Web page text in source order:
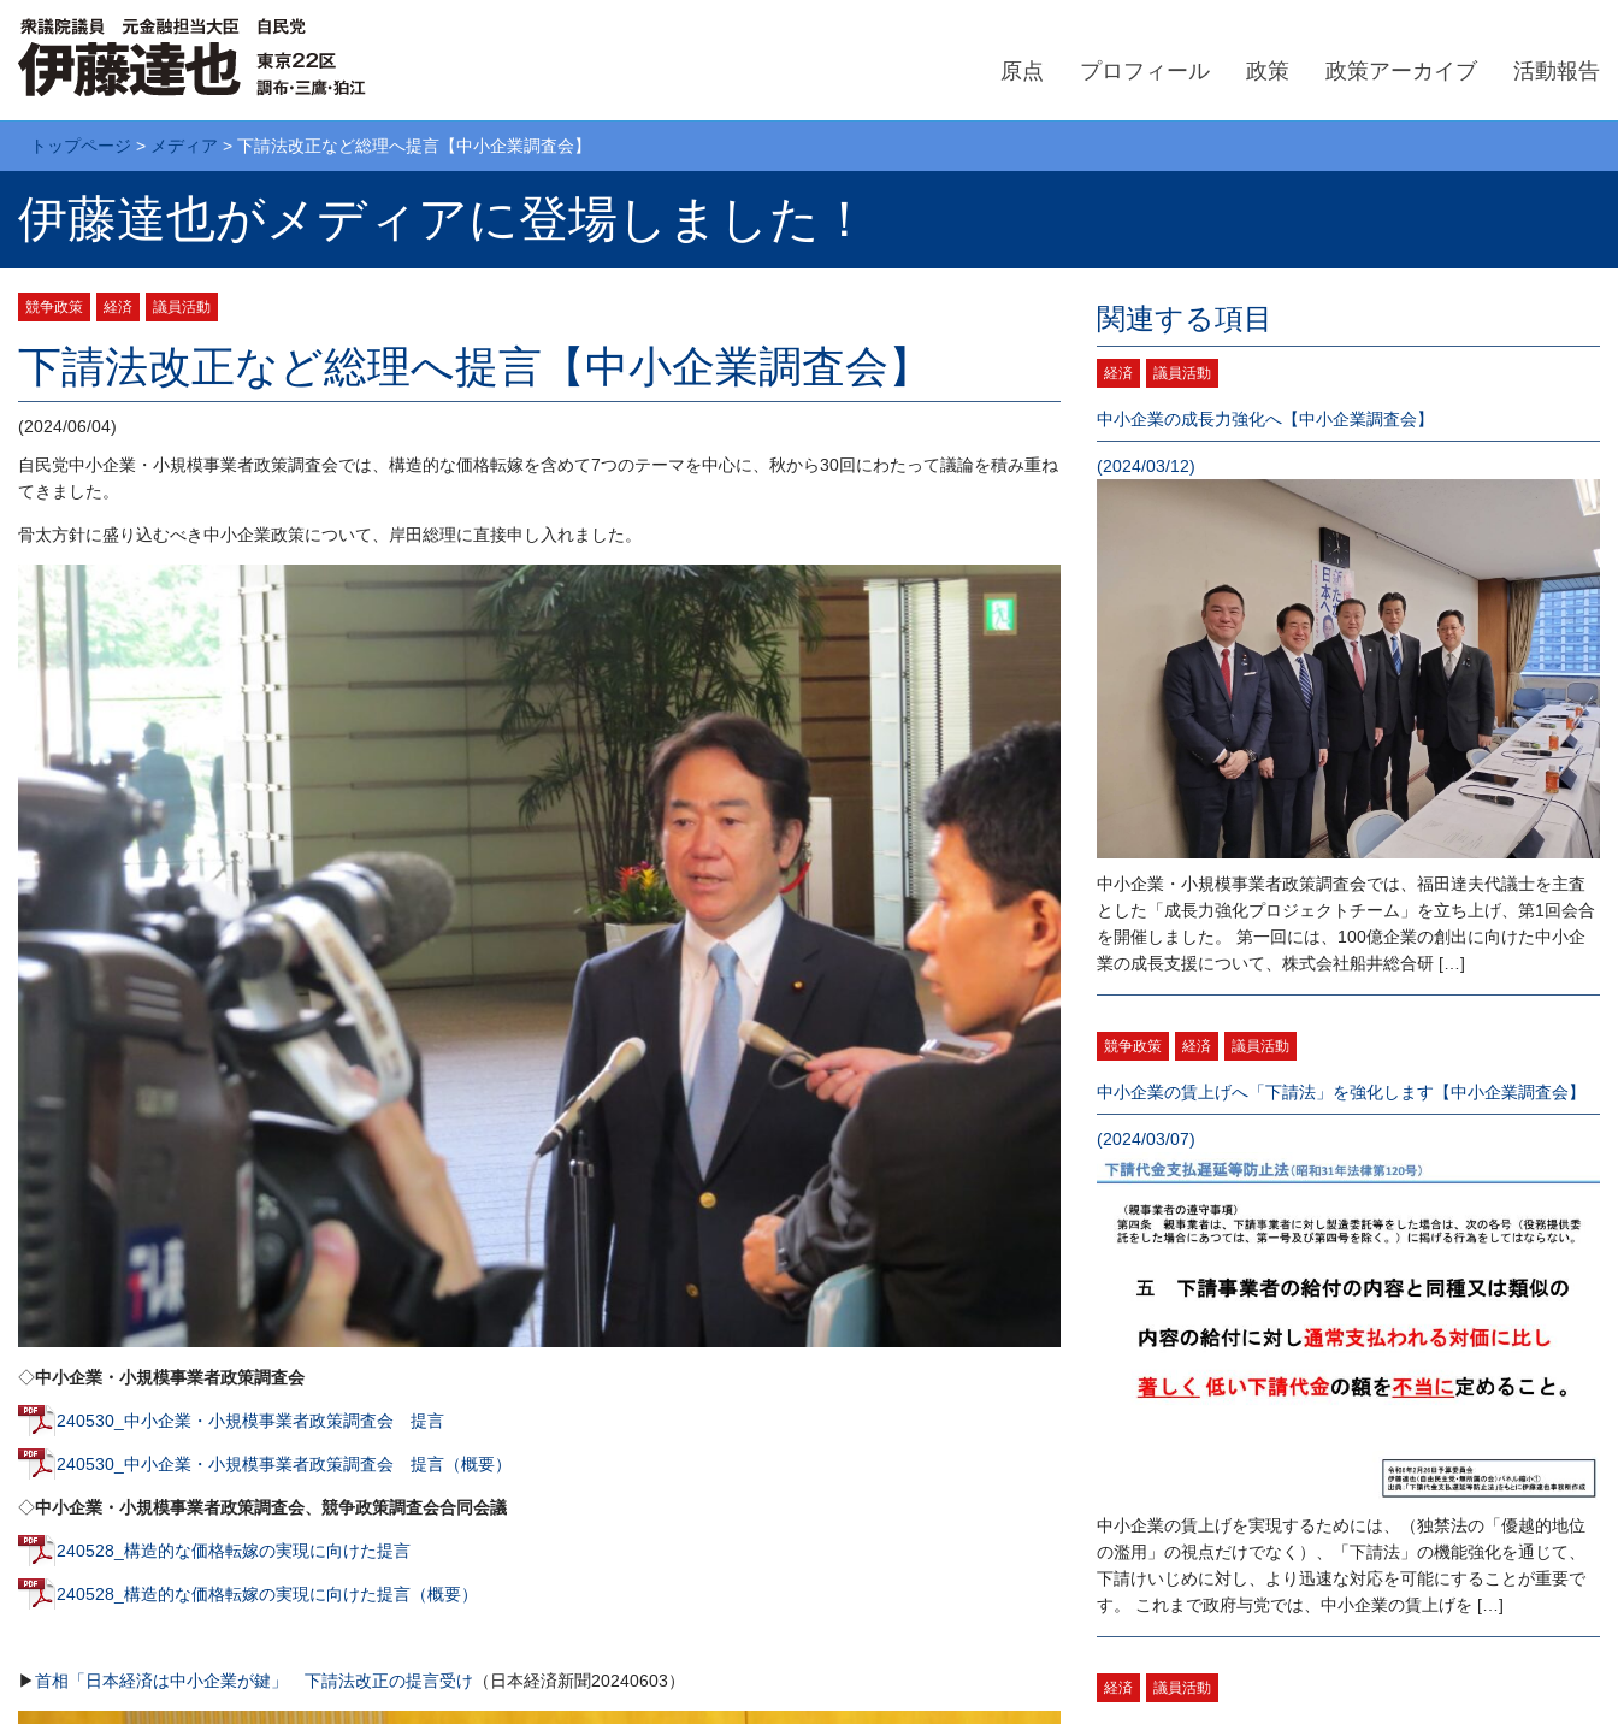
原点 プロフィール 政策 政策アーカイブ 活動報告
トップページ > メディア > 下請法改正など総理へ提言【中小企業調査会】
伊藤達也がメディアに登場しました！
競争政策 経済 議員活動
下請法改正など総理へ提言【中小企業調査会】
(2024/06/04)
自民党中小企業・小規模事業者政策調査会では、構造的な価格転嫁を含めて7つのテーマを中心に、秋から30回にわたって議論を積み重ね
てきました。
骨太方針に盛り込むべき中小企業政策について、岸田総理に直接申し入れました。
◇中小企業・小規模事業者政策調査会
240530_中小企業・小規模事業者政策調査会 提言
240530_中小企業・小規模事業者政策調査会 提言（概要）
◇中小企業・小規模事業者政策調査会、競争政策調査会合同会議
240528_構造的な価格転嫁の実現に向けた提言
240528_構造的な価格転嫁の実現に向けた提言（概要）
▶首相「日本経済は中小企業が鍵」 下請法改正の提言受け （日本経済新聞20240603）
関連する項目
経済 議員活動
中小企業の成長力強化へ【中小企業調査会】
(2024/03/12)
中小企業・小規模事業者政策調査会では、福田達夫代議士を主査
とした「成長力強化プロジェクトチーム」を立ち上げ、第1回会合
を開催しました。 第一回には、100億企業の創出に向けた中小企
業の成長支援について、株式会社船井総合研 […]
競争政策 経済 議員活動
中小企業の賃上げへ「下請法」を強化します【中小企業調査会】
(2024/03/07)
中小企業の賃上げを実現するためには、（独禁法の「優越的地位
の濫用」の視点だけでなく）、「下請法」の機能強化を通じて、
下請けいじめに対し、より迅速な対応を可能にすることが重要で
す。 これまで政府与党では、中小企業の賃上げを […]
経済 議員活動